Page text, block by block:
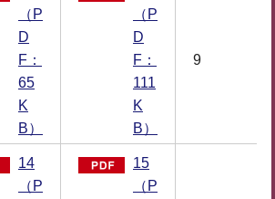
（P
D
F：
65
K
B）
（P
D
F：
111
K
B）
9
14
（P
15
（P